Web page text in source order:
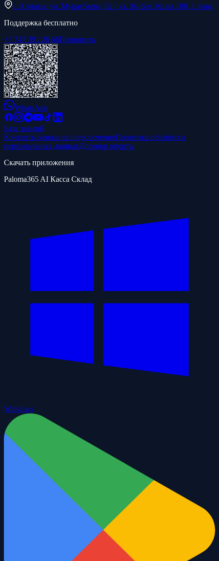
г. Алматы, ул. Муратбаева, 62 / ул. Жибек Жолы 188, 1 этаж
Поддержка бесплатно
+7 747 391 26 66Позвонить
WhatsApp
База знаний
КонтактыЗаявка на подключениеПолитика обработки
персональных данныхДоговор оферты
Скачать приложения
Paloma365 AI Касса Склад
Windows